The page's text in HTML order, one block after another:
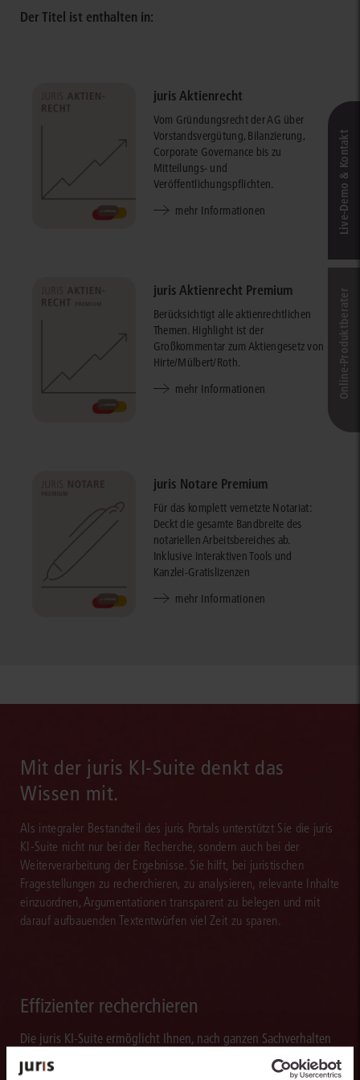
Der Titel ist enthalten in:
juris Aktienrecht
Vom Gründungsrecht der AG über
Vorstandsvergütung, Bilanzierung,
Corporate Governance bis zu
Mitteilungs- und
Veröffentlichungspflichten.
mehr Informationen
juris Aktienrecht Premium
Berücksichtigt alle aktienrechtlichen
Themen. Highlight ist der
Großkommentar zum Aktiengesetz von
Hirte/Mülbert/Roth.
mehr Informationen
juris Notare Premium
Für das komplett vernetzte Notariat:
Deckt die gesamte Bandbreite des
notariellen Arbeitsbereiches ab.
Inklusive interaktiven Tools und
Kanzlei-Gratislizenzen
mehr Informationen
Mit der juris KI-Suite denkt das
Wissen mit.
Als integraler Bestandteil des juris Portals unterstützt Sie die juris
KI-Suite nicht nur bei der Recherche, sondern auch bei der
Weiterverarbeitung der Ergebnisse. Sie hilft, bei juristischen
Fragestellungen zu recherchieren, zu analysieren, relevante Inhalte
einzuordnen, Argumentationen transparent zu belegen und mit
darauf aufbauenden Textentwürfen viel Zeit zu sparen.
Effizienter recherchieren
Die juris KI-Suite ermöglicht Ihnen, nach ganzen Sachverhalten
statt nur nach Stichworten zu recherchieren. So finden Sie
Live‑Demo & Kontakt
Online-Produkt­berater